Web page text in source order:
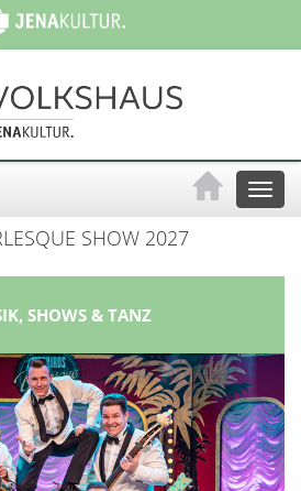
Toggle
SHOW 2027
SHOWS & TANZ